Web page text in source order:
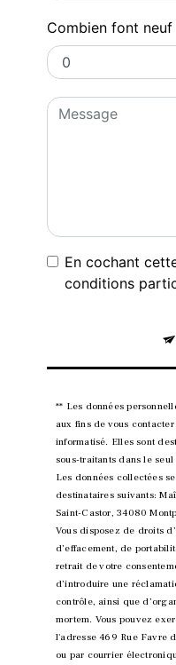
Combien font
En cochant
conditions
** Les données
aux fins de vous
informatisé. Elles sont
sous-traitants dans le
Les données collectées
destinataires suivants:
Saint-Castor, 34080
Vous disposez de droits
d’effacement, de
retrait de votre
d’introduire une
contrôle, ainsi que
mortem. Vous pouvez
l'adresse 469 Rue Favre
ou par courrier